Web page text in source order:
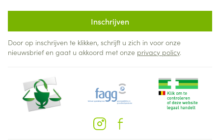
Inschrijven
Door op inschrijven te klikken, schrijft u zich in voor onze
nieuwsbrief en gaat u akkoord met onze privacy policy.